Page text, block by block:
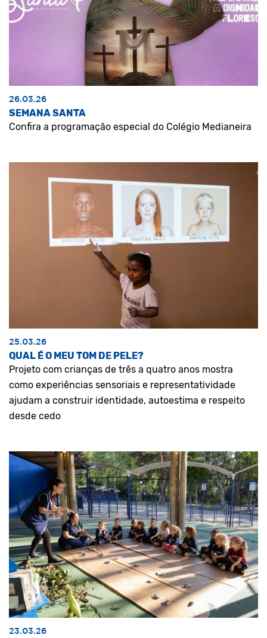
26.03.26
SEMANA SANTA
Confira a programação especial do Colégio Medianeira
25.03.26
QUAL É O MEU TOM DE PELE?
Projeto com crianças de três a quatro anos mostra
como experiências sensoriais e representatividade
ajudam a construir identidade, autoestima e respeito
desde cedo
23.03.26